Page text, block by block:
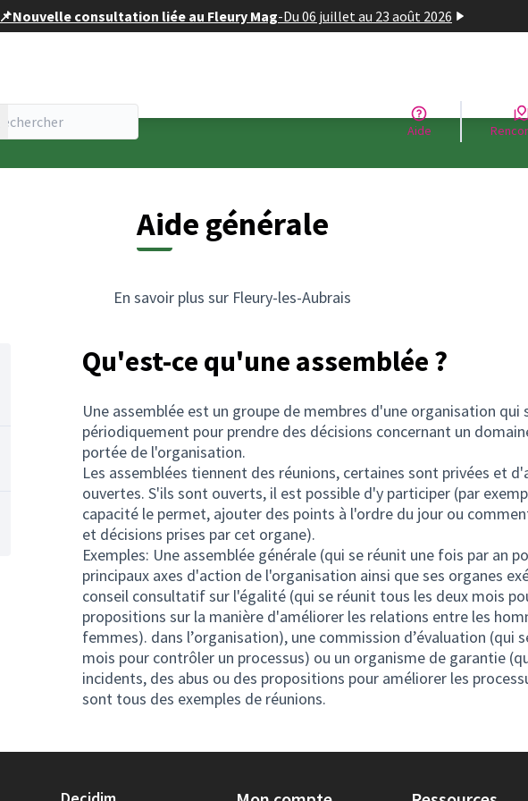
📌Nouvelle consultation liée au Fleury Mag-Du 06 juillet au 23 août 2026
Aide
Aide générale
En savoir plus sur Fleury-les-Aubrais
Qu'est-ce qu'une assemblée ?
Une assemblée est un groupe de membres d'une organisation qui
périodiquement pour prendre des décisions concernant un
portée de l'organisation.
Les assemblées tiennent des réunions, certaines sont privées et
ouvertes. S'ils sont ouverts, il est possible d'y participer (par
capacité le permet, ajouter des points à l'ordre du jour ou
et décisions prises par cet organe).
Exemples: Une assemblée générale (qui se réunit une fois par an
principaux axes d'action de l'organisation ainsi que ses organes
conseil consultatif sur l'égalité (qui se réunit tous les deux mois
propositions sur la manière d'améliorer les relations entre les
femmes). dans l’organisation), une commission d’évaluation (qui
mois pour contrôler un processus) ou un organisme de garantie
incidents, des abus ou des propositions pour améliorer les
sont tous des exemples de réunions.